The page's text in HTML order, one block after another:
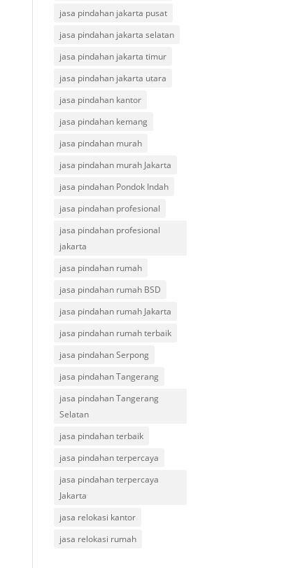
jasa pindahan jakarta pusat
jasa pindahan jakarta selatan
jasa pindahan jakarta timur
jasa pindahan jakarta utara
jasa pindahan kantor
jasa pindahan kemang
jasa pindahan murah
jasa pindahan murah Jakarta
jasa pindahan Pondok Indah
jasa pindahan profesional
jasa pindahan profesional
jakarta
jasa pindahan rumah
jasa pindahan rumah BSD
jasa pindahan rumah Jakarta
jasa pindahan rumah terbaik
jasa pindahan Serpong
jasa pindahan Tangerang
jasa pindahan Tangerang
Selatan
jasa pindahan terbaik
jasa pindahan terpercaya
jasa pindahan terpercaya
Jakarta
jasa relokasi kantor
jasa relokasi rumah